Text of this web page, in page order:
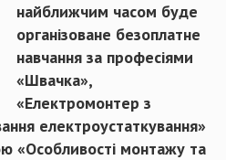
найближчим часом буде
організоване безоплатне
навчання за професіями
«Швачка»,
«Електромонтер з
електроустаткування»
«Особливості монтажу та